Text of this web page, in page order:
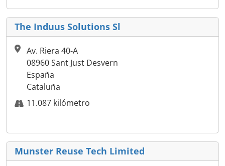
The Induus Solutions Sl
Av. Riera 40-A
08960 Sant Just Desvern
España
Cataluña
11.087 kilómetro
Munster Reuse Tech Limited